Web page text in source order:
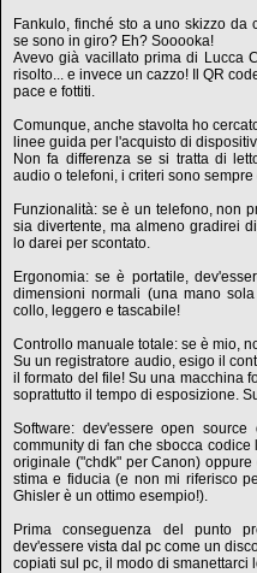
Fankulo, finché sto a uno skizzo da
se sono in giro? Eh? Sooooka!
Avevo già vacillato prima di Lucca
risolto... e invece un cazzo! Il QR
pace e fottiti.
Comunque, anche stavolta ho
linee guida per l'acquisto di
Non fa differenza se si tratta di
audio o telefoni, i criteri sono
Funzionalità: se è un telefono, non
sia divertente, ma almeno gradirei
lo darei per scontato.
Ergonomia: se è portatile,
dimensioni normali (una mano
collo, leggero e tascabile!
Controllo manuale totale: se è mio,
Su un registratore audio, esigo il
il formato del file! Su una macchina
soprattutto il tempo di esposizione.
Software: dev'essere open
community di fan che sbocca
originale ("chdk" per Canon)
stima e fiducia (e non mi riferisco
Ghisler è un ottimo esempio!).
Prima conseguenza del punto
dev'essere vista dal pc come un
copiati sul pc, il modo di smanettarci